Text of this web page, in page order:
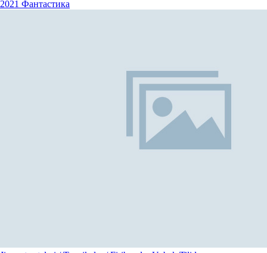
2021 Фантастика